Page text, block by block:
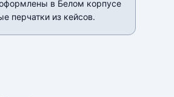
в Белом корпусе
перчатки из кейсов.